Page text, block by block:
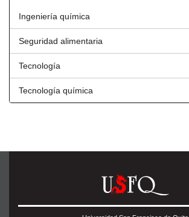
Ingeniería química
Seguridad alimentaria
Tecnología
Tecnología química